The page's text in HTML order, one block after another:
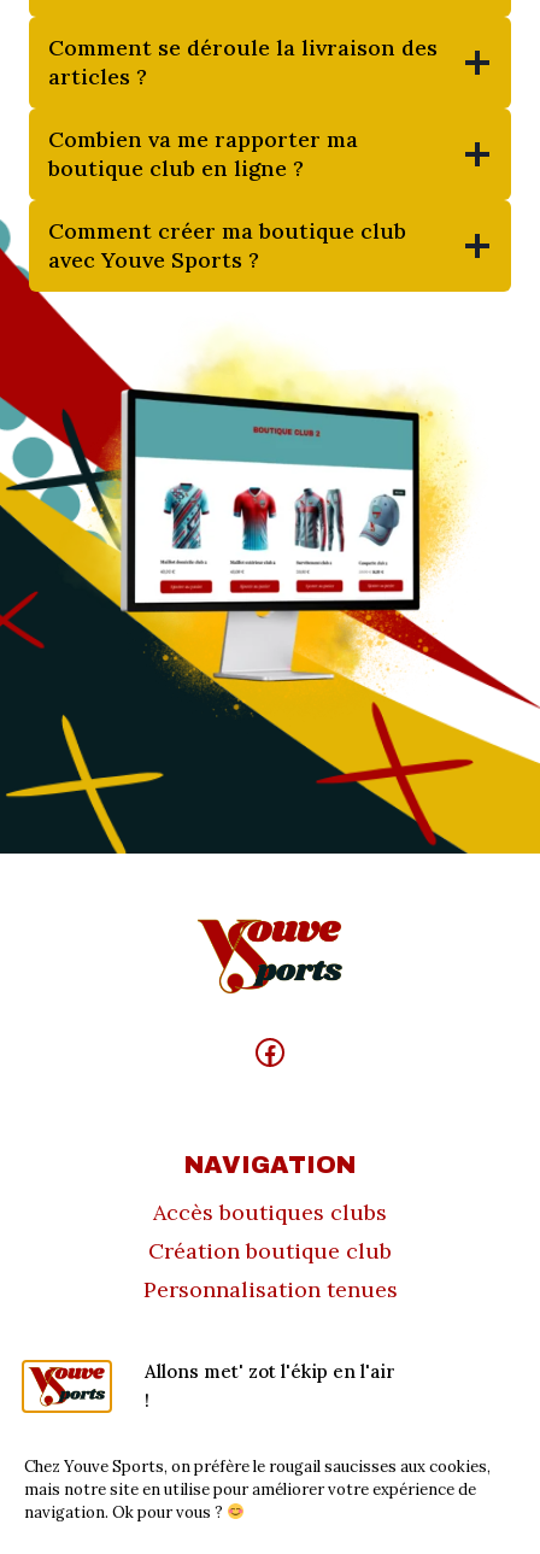
Allons met' zot l'ékip en l'air
!
Chez Youve Sports, on préfère le rougail saucisses aux cookies,
mais notre site en utilise pour améliorer votre expérience de
navigation. Ok pour vous ?
Comment se déroule la livraison des
articles ?
Combien va me rapporter ma
boutique club en ligne ?
Comment créer ma boutique club
avec Youve Sports ?
Facebook
NAVIGATION
Accès boutiques clubs
Création boutique club
Personnalisation tenues
À PROPOS
Mentions légales